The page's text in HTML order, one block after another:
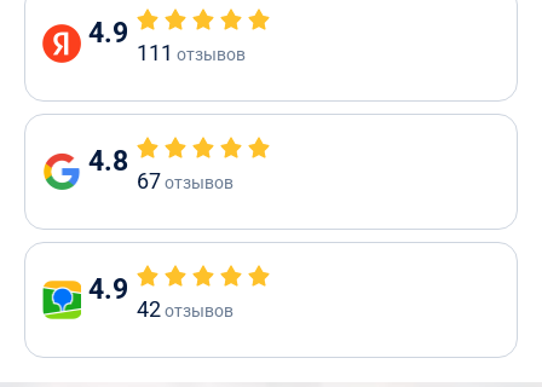
4.9
111 отзывов
4.8
67отзывов
4.9
42отзывов